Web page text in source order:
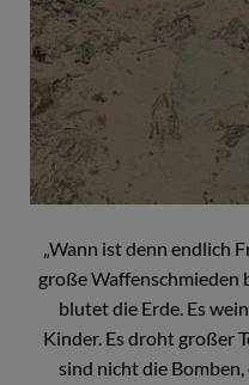
„Wann ist denn endlich
große Waffenschmieden
blutet die Erde. Es
Kinder. Es droht großer
sind nicht die Bomben,